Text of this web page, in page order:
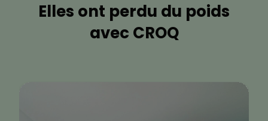
Elles ont perdu du poids
avec CROQ